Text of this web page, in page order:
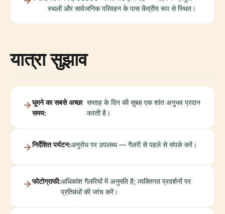
स्थलों और सार्वजनिक परिवहन के पास केंद्रीय रूप से स्थित।
यात्रा सुझाव
घूमने का सबसे अच्छा
समय:
सप्ताह के दिन की सुबह एक शांत अनुभव प्रदान
करती है।
निर्देशित पर्यटन:अनुरोध पर उपलब्ध — गैलरी से पहले से संपर्क करें।
फोटोग्राफी:अधिकांश गैलरियों में अनुमति है; व्यक्तिगत प्रदर्शनों पर
प्रतिबंधों की जांच करें।